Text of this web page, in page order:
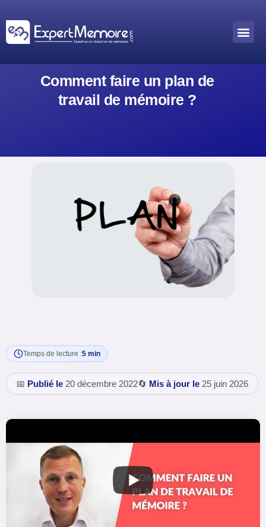
au
contenu
Comment faire un plan de
travail de mémoire ?
Temps de lecture :5 min
📅 Publié le 20 décembre 2022🔄 Mis à jour le 25 juin 2026